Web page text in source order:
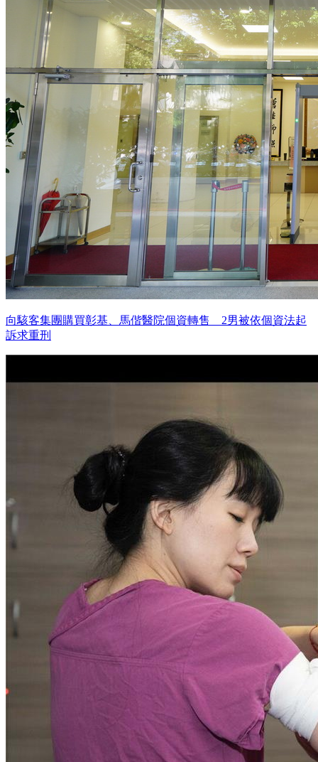
向駭客集團購買彰基、馬偕醫院個資轉售 2男被依個資法起
訴求重刑